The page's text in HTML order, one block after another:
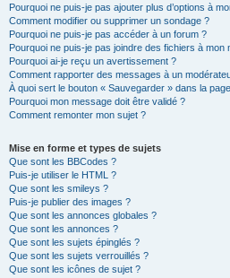
Pourquoi ne puis-je pas ajouter plus d’options à
Comment modifier ou supprimer un sondage ?
Pourquoi ne puis-je pas accéder à un forum ?
Pourquoi ne puis-je pas joindre des fichiers à mon
Pourquoi ai-je reçu un avertissement ?
Comment rapporter des messages à un
À quoi sert le bouton « Sauvegarder » dans la
Pourquoi mon message doit être validé ?
Comment remonter mon sujet ?
Mise en forme et types de sujets
Que sont les BBCodes ?
Puis-je utiliser le HTML ?
Que sont les smileys ?
Puis-je publier des images ?
Que sont les annonces globales ?
Que sont les annonces ?
Que sont les sujets épinglés ?
Que sont les sujets verrouillés ?
Que sont les icônes de sujet ?